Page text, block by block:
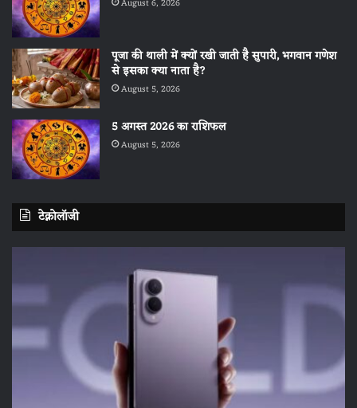
पूजा की थाली में क्यों रखी जाती है सुपारी, भगवान गणेश
से इसका क्या नाता है?
August 5, 2026
5 अगस्त 2026 का राशिफल
August 5, 2026
टेक्नोलॉजी